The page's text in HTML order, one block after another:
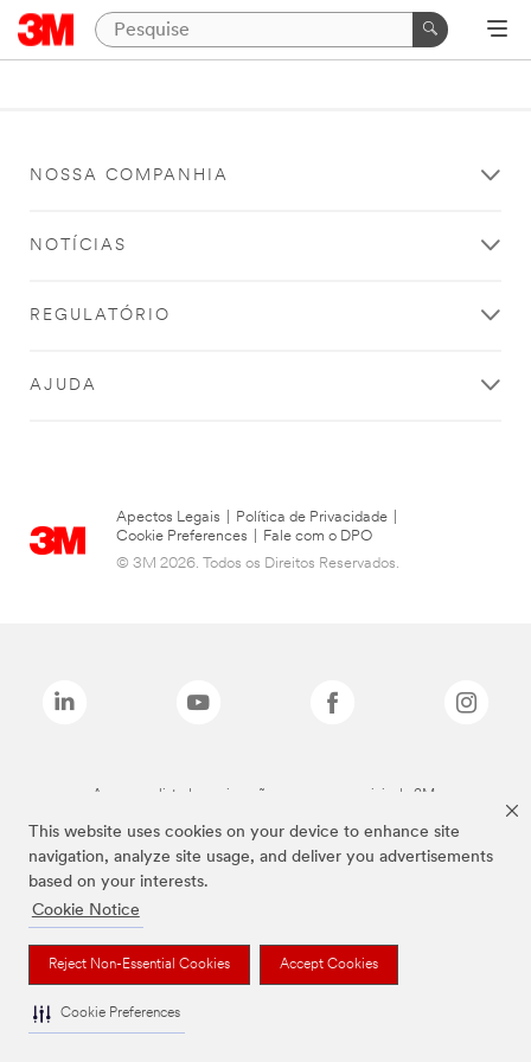
This website uses cookies on your device to enhance site
navigation, analyze site usage, and deliver you advertisements
based on your interests.
Cookie Notice
Reject Non-Essential Cookies Accept Cookies
Cookie Preferences
NOSSA COMPANHIA
NOTÍCIAS
REGULATÓRIO
AJUDA
Apectos Legais Política de Privacidade
Cookie Preferences
Fale com o DPO
© 3M 2026. Todos os Direitos Reservados.
As marcas listadas a cima são marcas comerciais da 3M.